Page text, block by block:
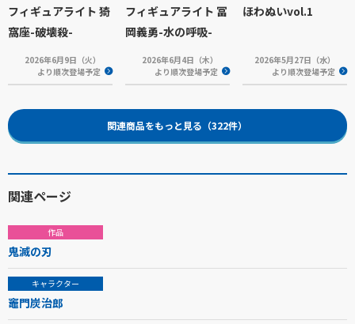
フィギュアライト 猗
窩座-破壊殺-
2026年6月9日（火）
より順次登場予定
フィギュアライト 冨
岡義勇-水の呼吸-
2026年6月4日（木）
より順次登場予定
ほわぬいvol.1
2026年5月27日（水）
より順次登場予定
関連商品をもっと見る（322件）
関連ページ
作品
鬼滅の刃
キャラクター
竈門炭治郎